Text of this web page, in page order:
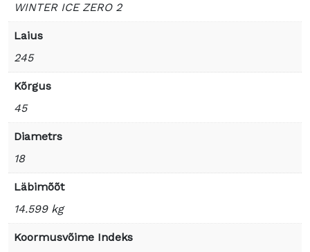
WINTER ICE ZERO 2
Laius
245
Kõrgus
45
Diametrs
18
Läbimõõt
14.599 kg
Koormusvõime Indeks